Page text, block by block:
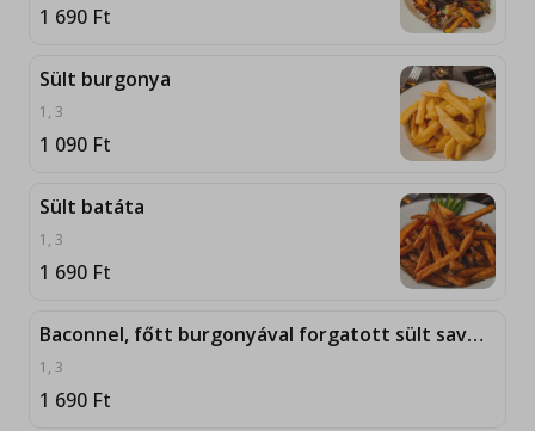
1 690 Ft
Sült burgonya
1, 3
1 090 Ft
Sült batáta
1, 3
1 690 Ft
Baconnel, főtt burgonyával forgatott sült savanyú káposzta
1, 3
1 690 Ft